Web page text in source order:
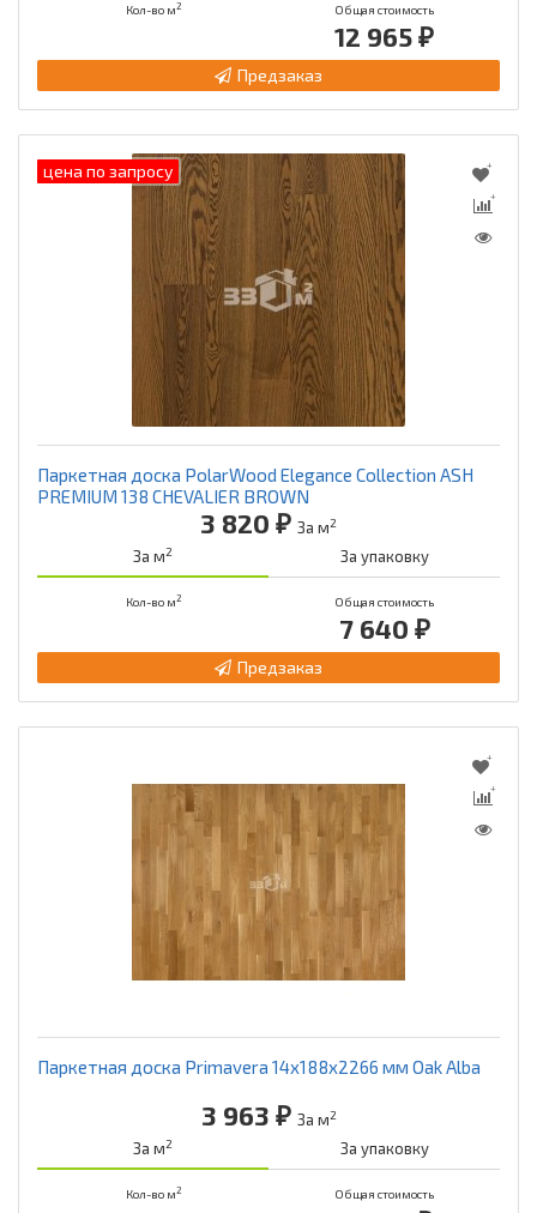
Кол-во м2 Общая стоимость
12 965 ₽
Предзаказ
цена по запросу
Паркетная доска PolarWood Elegance Collection ASH
PREMIUM 138 CHEVALIER BROWN
3 820 ₽ За м2
За м2 За упаковку
Кол-во м2 Общая стоимость
7 640 ₽
Предзаказ
Паркетная доска Primavera 14x188x2266 мм Oak Alba
3 963 ₽ За м2
За м2 За упаковку
Кол-во м2 Общая стоимость